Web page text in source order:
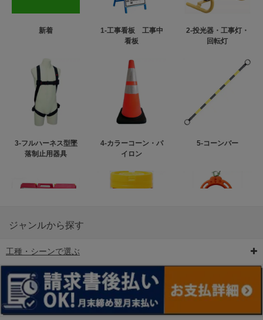
新着
1-工事看板 工事中
看板
2-投光器・工事灯・
回転灯
3-フルハーネス型墜
落制止用器具
4-カラーコーン・パ
イロン
5-コーンバー
6-矢印板/LED矢印板
ンス
ジャンルから探す
工種・シーンで選ぶ